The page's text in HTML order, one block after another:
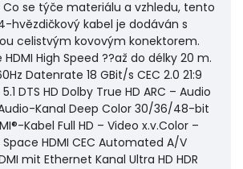
Co se týče materiálu a vzhledu, tento
hvězdičkový kabel je dodáván s
celistvým kovovým konektorem.
High Speed ??až do délky 20 m.
Datenrate 18 GBit/s CEC 2.0 21:9
DTS HD Dolby True HD ARC – Audio
Kanal Deep Color 30/36/48-bit
Kabel Full HD – Video x.v.Color –
HDMI CEC Automated A/V
mit Ethernet Kanal Ultra HD HDR